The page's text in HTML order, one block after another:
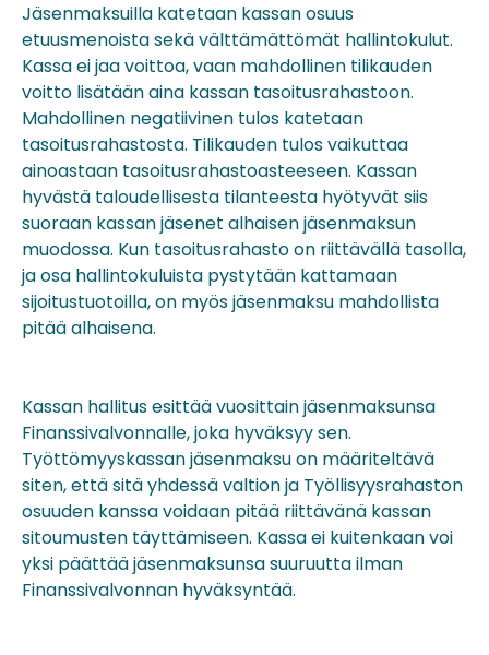
Jäsenmaksuilla katetaan kassan osuus
etuusmenoista sekä välttämättömät hallintokulut.
Kassa ei jaa voittoa, vaan mahdollinen tilikauden
voitto lisätään aina kassan tasoitusrahastoon.
Mahdollinen negatiivinen tulos katetaan
tasoitusrahastosta. Tilikauden tulos vaikuttaa
ainoastaan tasoitusrahastoasteeseen. Kassan
hyvästä taloudellisesta tilanteesta hyötyvät siis
suoraan kassan jäsenet alhaisen jäsenmaksun
muodossa. Kun tasoitusrahasto on riittävällä tasolla,
ja osa hallintokuluista pystytään kattamaan
sijoitustuotoilla, on myös jäsenmaksu mahdollista
pitää alhaisena.
Kassan hallitus esittää vuosittain jäsenmaksunsa
Finanssivalvonnalle, joka hyväksyy sen.
Työttömyyskassan jäsenmaksu on määriteltävä
siten, että sitä yhdessä valtion ja Työllisyysrahaston
osuuden kanssa voidaan pitää riittävänä kassan
sitoumusten täyttämiseen. Kassa ei kuitenkaan voi
yksi päättää jäsenmaksunsa suuruutta ilman
Finanssivalvonnan hyväksyntää.